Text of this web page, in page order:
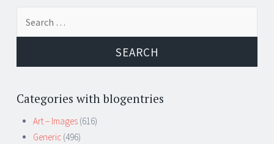
Categories with blogentries
Art – Images (616)
Generic (496)